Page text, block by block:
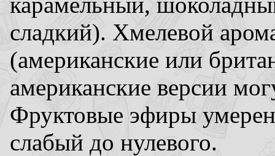
сладкий). Хмелевой
(американские или
американские версии
Фруктовые эфиры
слабый до нулевого.